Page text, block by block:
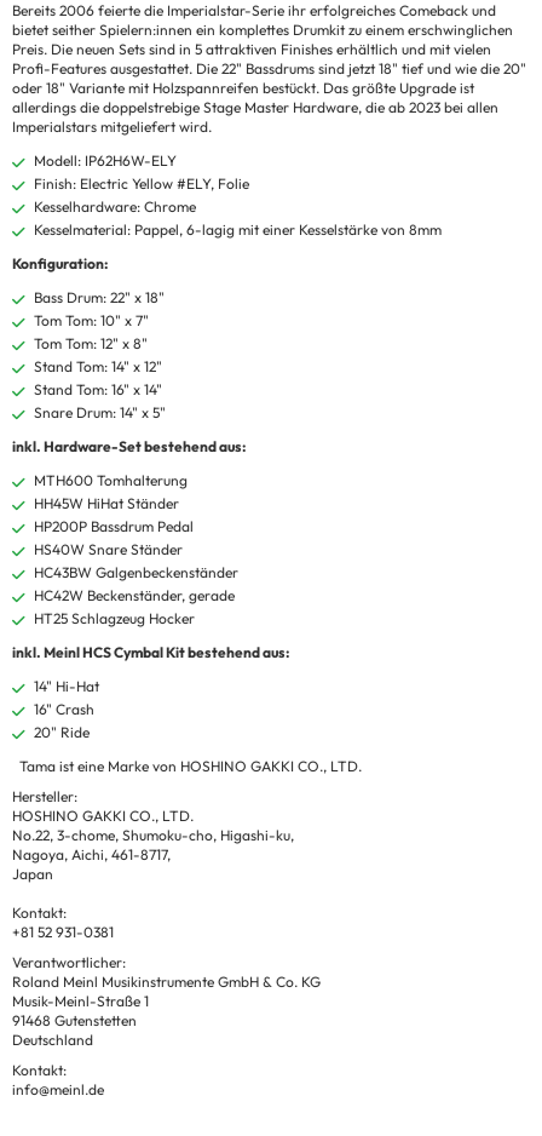
Bereits 2006 feierte die Imperialstar-Serie ihr erfolgreiches Comeback und
bietet seither Spielern:innen ein komplettes Drumkit zu einem erschwinglichen
Preis. Die neuen Sets sind in 5 attraktiven Finishes erhältlich und mit vielen
Profi-Features ausgestattet. Die 22" Bassdrums sind jetzt 18" tief und wie die 20"
oder 18" Variante mit Holzspannreifen bestückt. Das größte Upgrade ist
allerdings die doppelstrebige Stage Master Hardware, die ab 2023 bei allen
Imperialstars mitgeliefert wird.
Modell: IP62H6W-ELY
Finish: Electric Yellow #ELY, Folie
Kesselhardware: Chrome
Kesselmaterial: Pappel, 6-lagig mit einer Kesselstärke von 8mm
Konfiguration:
Bass Drum: 22" x 18"
Tom Tom: 10" x 7"
Tom Tom: 12" x 8"
Stand Tom: 14" x 12"
Stand Tom: 16" x 14"
Snare Drum: 14" x 5"
inkl. Hardware-Set bestehend aus:
MTH600 Tomhalterung
HH45W HiHat Ständer
HP200P Bassdrum Pedal
HS40W Snare Ständer
HC43BW Galgenbeckenständer
HC42W Beckenständer, gerade
HT25 Schlagzeug Hocker
inkl. Meinl HCS Cymbal Kit bestehend aus:
14" Hi-Hat
16" Crash
20" Ride
Tama ist eine Marke von HOSHINO GAKKI CO., LTD.
Hersteller:
HOSHINO GAKKI CO., LTD.
No.22, 3-chome, Shumoku-cho, Higashi-ku,
Nagoya, Aichi, 461-8717,
Japan
Kontakt:
+81 52 931-0381
Verantwortlicher:
Roland Meinl Musikinstrumente GmbH & Co. KG
Musik-Meinl-Straße 1
91468 Gutenstetten
Deutschland
Kontakt:
info@meinl.de